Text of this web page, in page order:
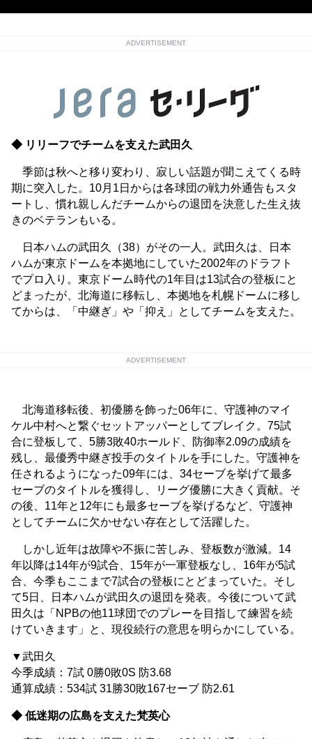
ADVERTISEMENT
◆ リリーフでチームを支えた武田久
季節は秋へと移り変わり、寂しい話題が聞こえてくる時
期に突入した。10月1日からは各球団の戦力外通告もスタ
ートし、慣れ親しんだチームからの退団を決意した生え抜
きのベテランもいる。
日本ハムの武田久（38）がその一人。武田久は、日本
ハムが東京ドームを本拠地にしていた2002年のドラフト
でプロ入り。東京ドーム時代の1年目は13試合の登板にと
どまったが、北海道に移転し、本拠地を札幌ドームに移し
てからは、「中継ぎ」や「抑え」としてチームを支えた。
ADVERTISEMENT
北海道移転後、初優勝を飾った06年に、守護神のマイ
ケル中村へと繋ぐセットアッパーとしてブレイク。75試
合に登板して、5勝3敗40ホールド、防御率2.09の成績を
残し、最優秀中継ぎ投手のタイトルを手にした。守護神を
任されるようになった09年には、34セーブを挙げて最多
セーブのタイトルを獲得し、リーグ優勝に大きく貢献。そ
の後、11年と12年にも最多セーブを挙げるなど、守護神
としてチームに欠かせない存在として活躍した。
しかし近年は故障や不振に苦しみ、登板数が激減。14
年以降は14年が9試合、15年が一軍登板なし、16年が5試
合、今季もここまで7試合の登板にとどまっていた。そし
て5日、日本ハムが武田久の退団を発表。今後について武
田久は「NPBの他11球団でのプレーを目指して練習を続
けていきます」と、現役続行の意思を明らかにしている。
▼武田久
今季成績：7試 0勝0敗0S 防3.68
通算成績：534試 31勝30敗167セーブ 防2.61
◆ 低迷期の広島を支えた梵英心